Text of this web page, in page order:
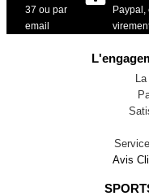
37 ou par
email
Paypal,
Avis